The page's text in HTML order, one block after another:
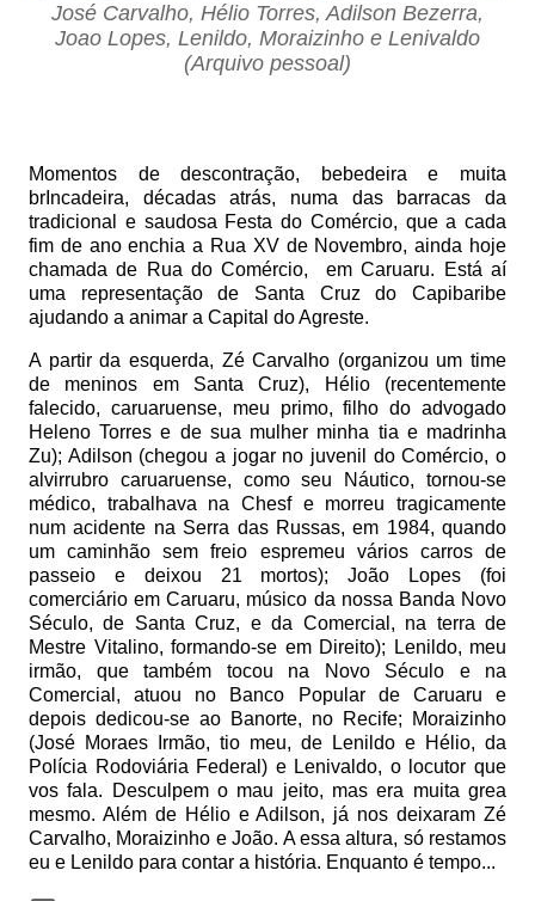
José Carvalho, Hélio Torres, Adilson Bezerra,
Joao Lopes, Lenildo, Moraizinho e Lenivaldo
(Arquivo pessoal)
Momentos de descontração, bebedeira e muita
brIncadeira, décadas atrás, numa das barracas da
tradicional e saudosa Festa do Comércio, que a cada
fim de ano enchia a Rua XV de Novembro, ainda hoje
chamada de Rua do Comércio,
em Caruaru. Está aí
uma representação de Santa Cruz do Capibaribe
ajudando a animar a Capital do Agreste.
A partir da esquerda, Zé Carvalho (organizou um time
de meninos em Santa Cruz), Hélio (recentemente
falecido, caruaruense, meu primo, filho do advogado
Heleno Torres e de sua mulher minha tia e madrinha
Zu); Adilson (chegou a jogar no juvenil do Comércio, o
alvirrubro caruaruense, como seu Náutico, tornou-se
médico, trabalhava na Chesf e morreu tragicamente
num acidente na Serra das Russas, em 1984, quando
um caminhão sem freio espremeu vários carros de
passeio e deixou 21 mortos); João Lopes (foi
comerciário em Caruaru, músico da nossa Banda Novo
Século, de Santa Cruz, e da Comercial, na terra de
Mestre Vitalino, formando-se em Direito); Lenildo, meu
irmão, que também tocou na Novo Século e na
Comercial, atuou no Banco Popular de Caruaru e
depois dedicou-se ao Banorte, no Recife; Moraizinho
(José Moraes Irmão, tio meu, de Lenildo e Hélio, da
Polícia Rodoviária Federal) e Lenivaldo, o locutor que
vos fala. Desculpem o mau jeito, mas era muita grea
mesmo. Além de Hélio e Adilson, já nos deixaram Zé
Carvalho, Moraizinho e João. A essa altura, só restamos
eu e Lenildo para contar a história. Enquanto é tempo...